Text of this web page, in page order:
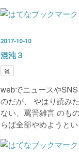
2017-10-10
混沌３
雑
webでニュースや
のだが、 やはり読み
ない、罵詈雑言 のも
らば全部やめようと